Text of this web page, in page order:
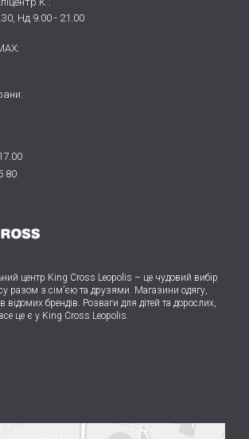
Нд 9.00 - 21.00
80
центр King Cross Leopolis – це чудовий вибір
разом з сім’єю та друзями. Магазини одягу,
відомих брендів. Розваги для дітей та дорослих,
це є у King Cross Leopolis.